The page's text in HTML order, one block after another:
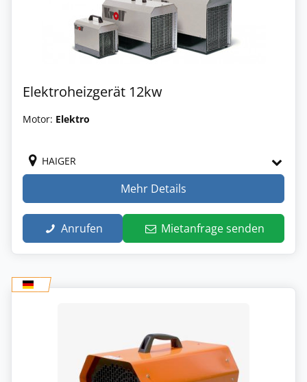
Elektroheizgerät 12kw
Motor: Elektro
HAIGER
Mehr Details
Anrufen Mietanfrage senden